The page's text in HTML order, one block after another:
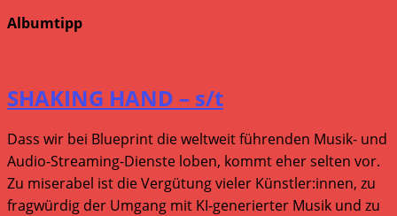
Albumtipp
SHAKING HAND – s/t
Dass wir bei Blueprint die weltweit führenden Musik- und
Audio-Streaming-Dienste loben, kommt eher selten vor.
Zu miserabel ist die Vergütung vieler Künstler:innen, zu
fragwürdig der Umgang mit KI-generierter Musik und zu